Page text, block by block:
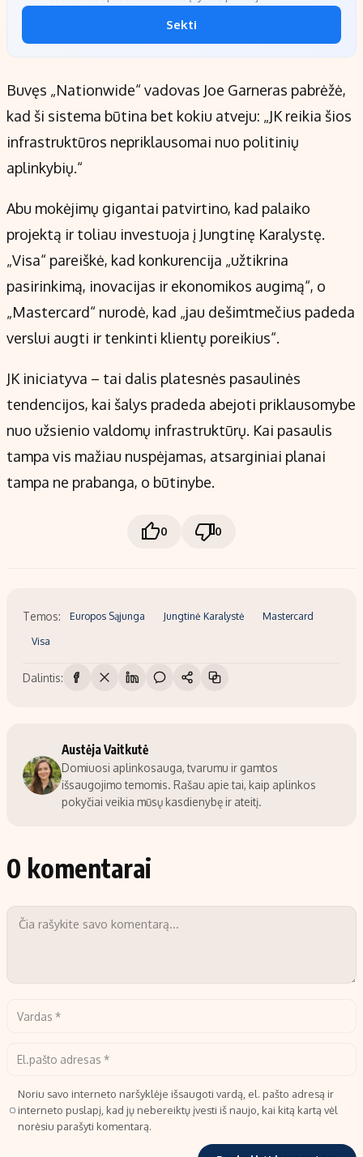
Sekti
Buvęs „Nationwide“ vadovas Joe Garneras pabrėžė,
kad ši sistema būtina bet kokiu atveju: „JK reikia šios
infrastruktūros nepriklausomai nuo politinių
aplinkybių.“
Abu mokėjimų gigantai patvirtino, kad palaiko
projektą ir toliau investuoja į Jungtinę Karalystę.
„Visa“ pareiškė, kad konkurencija „užtikrina
pasirinkimą, inovacijas ir ekonomikos augimą“, o
„Mastercard“ nurodė, kad „jau dešimtmečius padeda
verslui augti ir tenkinti klientų poreikius“.
JK iniciatyva – tai dalis platesnės pasaulinės
tendencijos, kai šalys pradeda abejoti priklausomybe
nuo užsienio valdomų infrastruktūrų. Kai pasaulis
tampa vis mažiau nuspėjamas, atsarginiai planai
tampa ne prabanga, o būtinybe.
0 0
Temos: Europos Sąjunga Jungtinė Karalystė Mastercard
Visa
Dalintis:
Austėja Vaitkutė
Domiuosi aplinkosauga, tvarumu ir gamtos
išsaugojimo temomis. Rašau apie tai, kaip aplinkos
pokyčiai veikia mūsų kasdienybę ir ateitį.
0 komentarai
Noriu savo interneto naršyklėje išsaugoti vardą, el. pašto adresą ir
interneto puslapį, kad jų nebereiktų įvesti iš naujo, kai kitą kartą vėl
norėsiu parašyti komentarą.